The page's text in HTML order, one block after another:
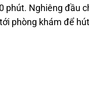
phút. Nghiêng đầu
phòng khám để